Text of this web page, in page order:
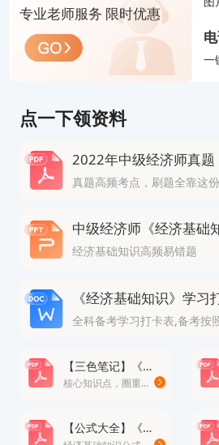
隐蔽，考生需要在理解概念的基
3.冷门知识点占比略增：增加部
目，但题目深度未超出考试大纲。
分数线为84分，成绩实行两年滚
紧。
整体来看，考生只要按照教材
案例题目，就能有效应对考试
三、2026年中级经济师报名要注
报名时间至关重要。按照历年
上注册与现场审核两个阶段：
1.网上报名：考生需在规定时间
人事考试网进行信息填报、缴
考点。
专业老师服务 限时优惠
一
点一下领资料
2022年中级经济师真题
真题高频考点，刷题全靠这
经济基础知识高频易错题
【三色笔记】《经济基础知识》· 修正版
核心知识点，圈重点
【公式大全】《经济基础知识》公式